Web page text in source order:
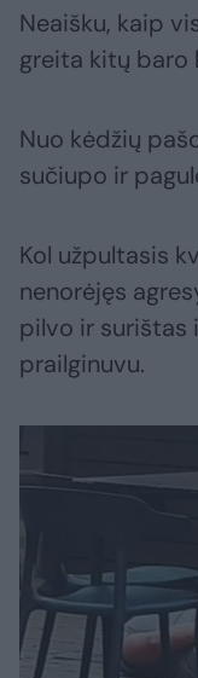
Neaišku, kaip
greita kitų baro
Nuo kėdžių
sučiupo ir
Kol užpultasis
nenorėjęs
pilvo ir surištas
prailginuvu.